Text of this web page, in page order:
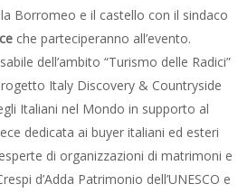
Borromeo e il castello con il sindaco
che parteciperanno all’evento.
dell’ambito “Turismo delle Radici”
Italy Discovery & Countryside
Italiani nel Mondo in supporto al
dedicata ai buyer italiani ed esteri
di organizzazioni di matrimoni e
d’Adda Patrimonio dell’UNESCO e